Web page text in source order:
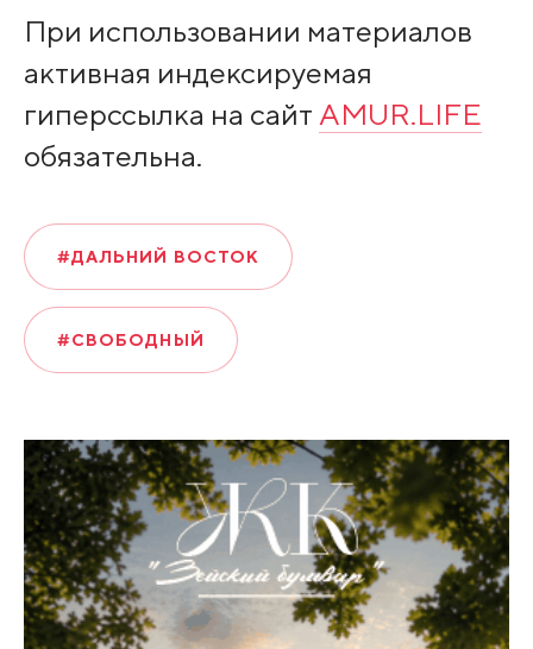
При использовании материалов
активная индексируемая
гиперссылка на сайт AMUR.LIFE
обязательна.
#ДАЛЬНИЙ ВОСТОК
#СВОБОДНЫЙ